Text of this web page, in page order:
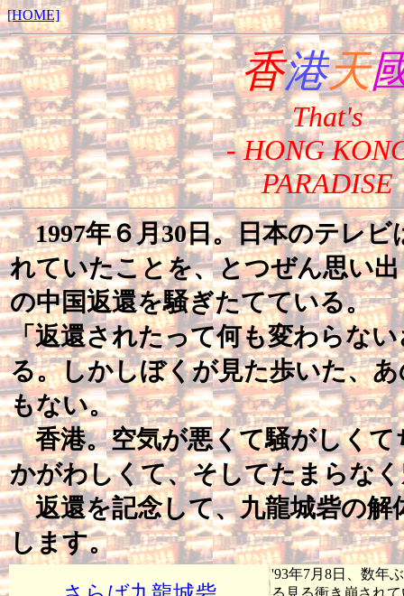
[HOME]
香港天
That's
- HONG
PARADISE
1997年６月30日。日本のテレビ
れていたことを、とつぜん思い
の中国返還を騒ぎたてている。
「返還されたって何も変わらな
る。しかしぼくが見た歩いた、
もない。
香港。空気が悪くて騒がしくて
かがわしくて、そしてたまらな
返還を記念して、九龍城砦の解
します。
'93年7月8日、数年
る見る衝き崩され